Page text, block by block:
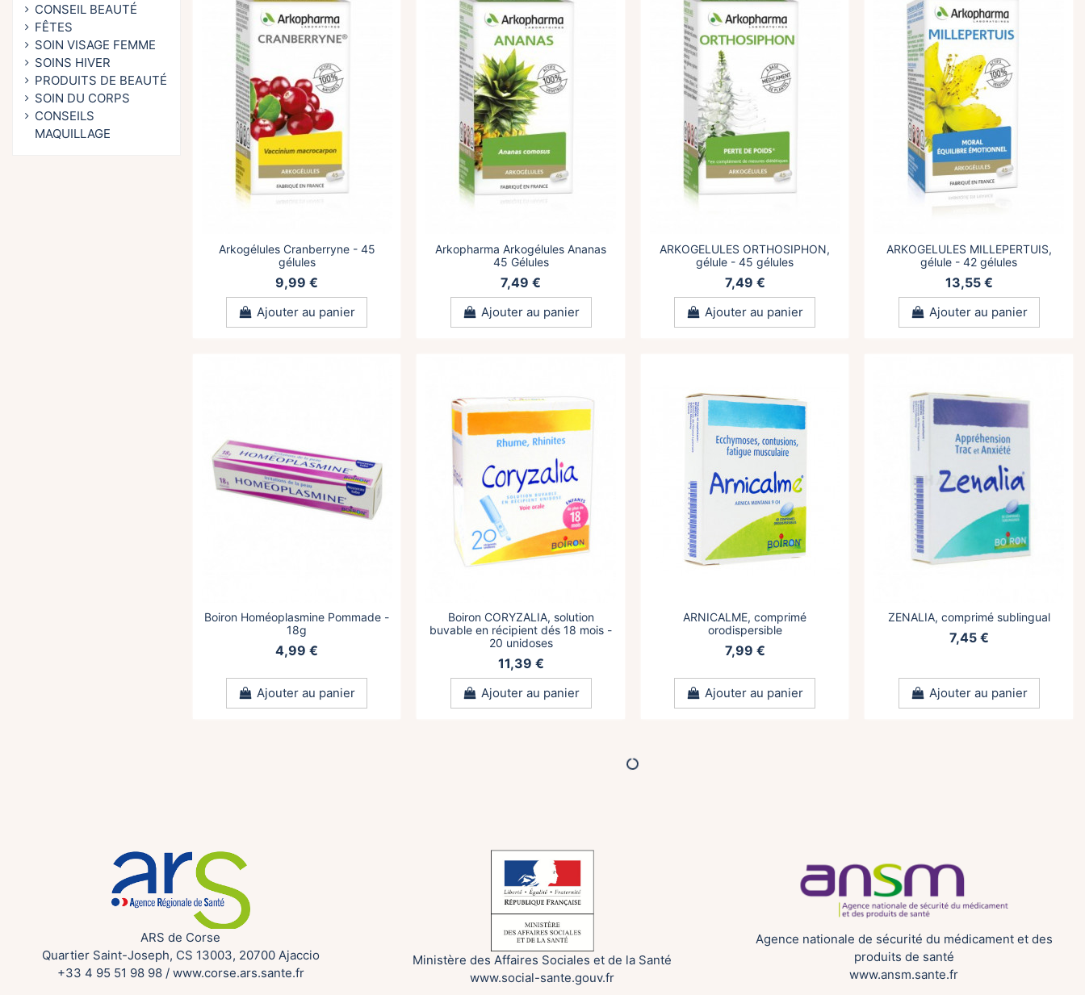
Arkogélules Cranberryne - 45
gélules
9,99 €
Ajouter au panier
Arkopharma Arkogélules Ananas
45 Gélules
7,49 €
Ajouter au panier
ARKOGELULES ORTHOSIPHON,
gélule - 45 gélules
7,49 €
Ajouter au panier
ARKOGELULES MILLEPERTUIS,
gélule - 42 gélules
13,55 €
Ajouter au panier
Boiron Homéoplasmine Pommade -
18g
4,99 €
Ajouter au panier
Boiron CORYZALIA, solution
buvable en récipient dés 18 mois -
20 unidoses
11,39 €
Ajouter au panier
ARNICALME, comprimé
orodispersible
7,99 €
Ajouter au panier
ZENALIA, comprimé sublingual
7,45 €
Ajouter au panier
CONSEIL BEAUTÉ
FÊTES
SOIN VISAGE FEMME
SOINS HIVER
PRODUITS DE BEAUTÉ
SOIN DU CORPS
CONSEILS
MAQUILLAGE